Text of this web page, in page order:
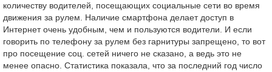
количеству водителей, посещающих социальные сети во время
движения за рулем. Наличие смартфона делает доступ в
Интернет очень удобным, чем и пользуются водители. И если
говорить по телефону за рулем без гарнитуры запрещено, то вот
про посещение соц. сетей ничего не сказано, а ведь это не
менее опасно. Статистика показала, что за последний год число